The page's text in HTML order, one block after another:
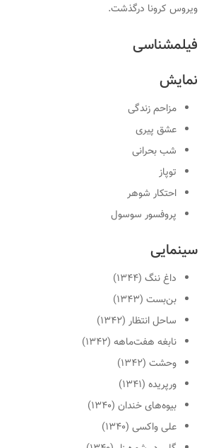
ویروس کرونا درگذشت.
فیلمشناسی
نمایش
مزاحم زندگی
عشق پیری
شب بحرانی
توپاز
احتکار شوهر
پروفسور سوسول
سینمایی
داغ ننگ (۱۳۴۴)
بن‌بست (۱۳۴۳)
ساحل انتظار (۱۳۴۲)
نابغه هفت‌ماهه (۱۳۴۲)
وحشت (۱۳۴۲)
ورپریده (۱۳۴۱)
بیوه‌های خندان (۱۳۴۰)
علی واکسی (۱۳۴۰)